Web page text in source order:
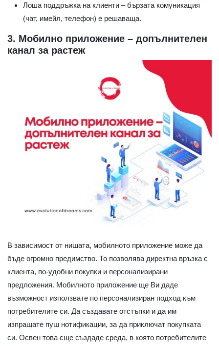
Лоша поддръжка на клиенти – бързата комуникация
(чат, имейл, телефон) е решаваща.
3. Мобилно приложение – допълнителен
канал за растеж
В зависимост от нишата, мобилното приложение може да
бъде огромно предимство. То позволява директна връзка с
клиента, по-удобни покупки и персонализирани
предложения. Мобилното приложение ще Ви даде
възможност използвате по персонализиран подход към
потребителите си. Да създавате отстъпки и да им
изпращате пуш нотификации, за да приключат покупката
си. Освен това сще създаде среда, в която потребителите